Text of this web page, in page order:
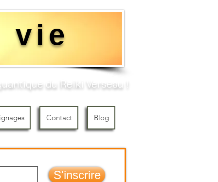
vie
du Reiki Verseau !​
S'inscrire
Contact Blog